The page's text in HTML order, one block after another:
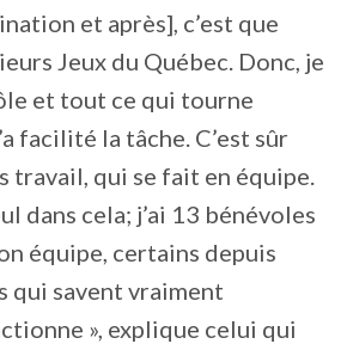
et après], c’est que
Jeux du Québec. Donc, je
et tout ce qui tourne
facilité la tâche. C’est sûr
travail, qui se fait en équipe.
dans cela; j’ai 13 bénévoles
équipe, certains depuis
qui savent vraiment
», explique celui qui